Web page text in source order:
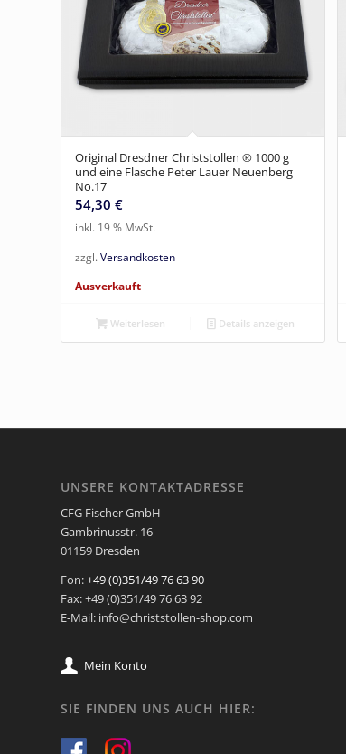
Original Dresdner Christstollen ® 1000 g
und eine Flasche Peter Lauer Neuenberg
No.17
54,30 €
inkl. 19 % MwSt.
zzgl.Versandkosten
Ausverkauft
Weiterlesen Details anzeigen
UNSERE KONTAKTADRESSE
CFG Fischer GmbH
Gambrinusstr. 16
01159 Dresden
Fon:+49 (0)351/49 76 63 90
Fax: +49 (0)351/49 76 63 92
E-Mail: info@christstollen-shop.com
Mein Konto
SIE FINDEN UNS AUCH HIER: